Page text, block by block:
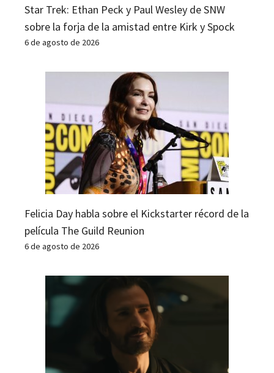
Star Trek: Ethan Peck y Paul Wesley de SNW
sobre la forja de la amistad entre Kirk y Spock
6 de agosto de 2026
Felicia Day habla sobre el Kickstarter récord de la
película The Guild Reunion
6 de agosto de 2026